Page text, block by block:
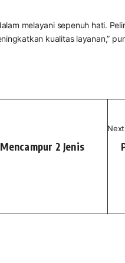
melayani sepenuh hati.
kualitas layanan,”
2 Jenis